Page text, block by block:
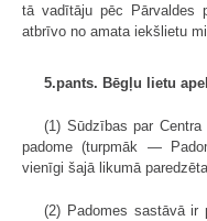
tā vadītāju pēc Pārvaldes
atbrīvo no amata iekšlietu
5.pants. Bēgļu lietu
(1) Sūdzības par
padome (turpmāk —
vienīgi šajā likumā
(2) Padomes sastāvā ir